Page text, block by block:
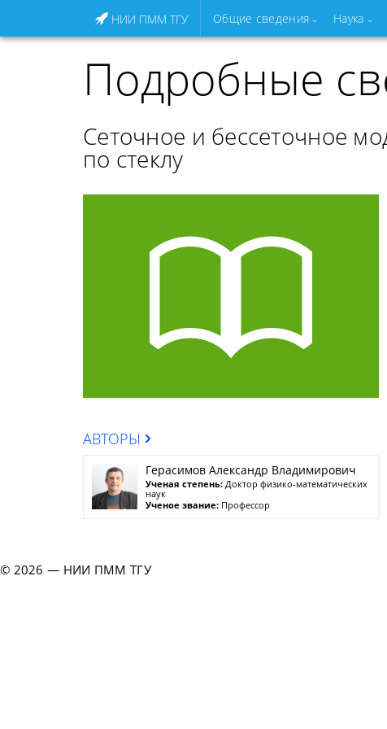
НИИ ПММ ТГУ Общие сведения Наука
Подробные
Сеточное и бессеточное
по стеклу
АВТОРЫ
Герасимов Александр Владимирович
Ученая степень: Доктор физико-математических
наук
Ученое звание: Профессор
© 2026 — НИИ ПММ ТГУ